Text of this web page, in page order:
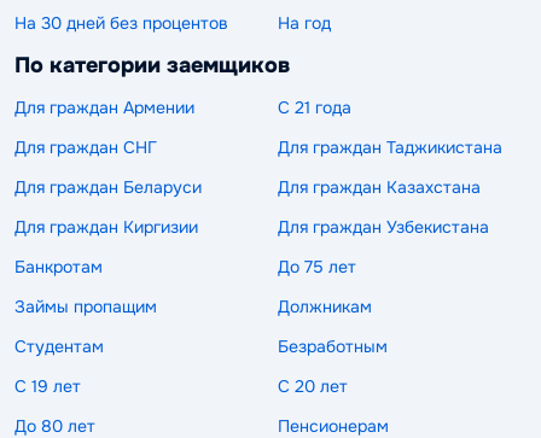
На 30 дней без процентов На год
По категории заемщиков
Для граждан Армении
С 21 года
Для граждан СНГ
Для граждан Таджикистана
Для граждан Беларуси
Для граждан Казахстана
Для граждан Киргизии
Для граждан Узбекистана
Банкротам
До 75 лет
Займы пропащим
Должникам
Студентам
Безработным
С 19 лет
С 20 лет
До 80 лет
Пенсионерам